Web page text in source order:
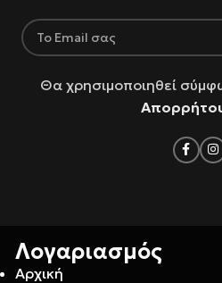
Θα χρησιμοποιηθεί
Λογαριασμός
Αρχική